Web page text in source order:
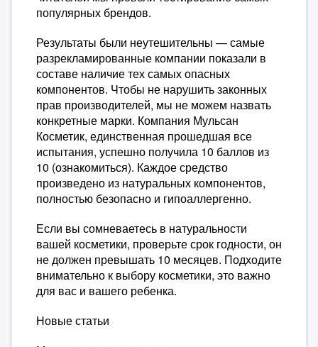
популярных брендов.
Результаты были неутешительны — самые
разрекламированные компании показали в
составе наличие тех самых опасных
компонентов. Чтобы не нарушить законных
прав производителей, мы не можем назвать
конкретные марки. Компания Мульсан
Косметик, единственная прошедшая все
испытания, успешно получила 10 баллов из
10 (ознакомиться). Каждое средство
произведено из натуральных компонентов,
полностью безопасно и гипоаллергенно.
Если вы сомневаетесь в натуральности
вашей косметики, проверьте срок годности, он
не должен превышать 10 месяцев. Подходите
внимательно к выбору косметики, это важно
для вас и вашего ребенка.
Новые статьи